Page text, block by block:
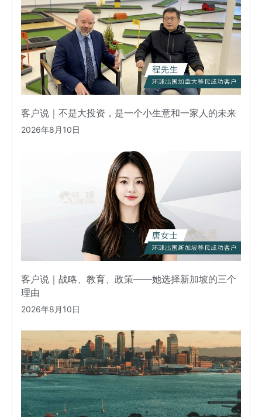
客户说｜不是大投资，是一个小生意和一家人的未来
2026年8月10日
客户说｜战略、教育、政策——她选择新加坡的三个
理由
2026年8月10日